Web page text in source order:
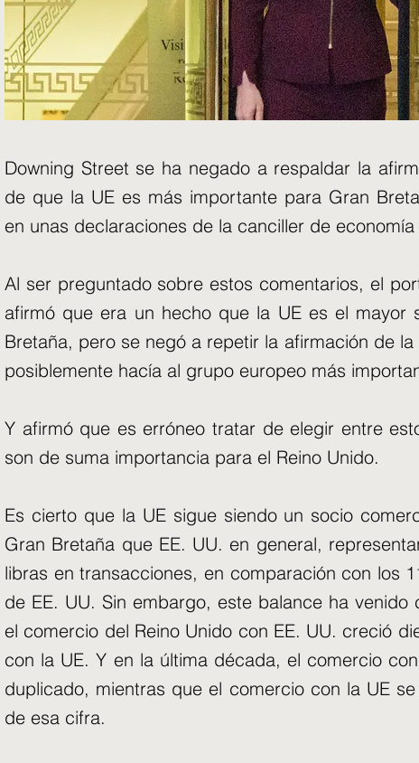
Downing Street se ha negado a respaldar la
de que la UE es más importante para Gran
en unas declaraciones de la canciller de economía
Al ser preguntado sobre estos comentarios, el
afirmó que era un hecho que la UE es el mayor
Bretaña, pero se negó a repetir la afirmación de
posiblemente hacía al grupo europeo más
Y afirmó que es erróneo tratar de elegir entre
son de suma importancia para el Reino Unido.
Es cierto que la UE sigue siendo un socio
Gran Bretaña que EE. UU. en general,
libras en transacciones, en comparación con los
de EE. UU. Sin embargo, este balance ha venido
el comercio del Reino Unido con EE. UU. creció
con la UE. Y en la última década, el comercio
duplicado, mientras que el comercio con la UE
de esa cifra.